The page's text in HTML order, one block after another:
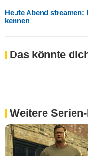
Heute Abend
kennen
Das könnte
Weitere